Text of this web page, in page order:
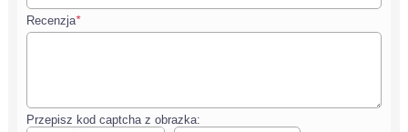
Recenzja*
Przepisz kod captcha z obrazka: